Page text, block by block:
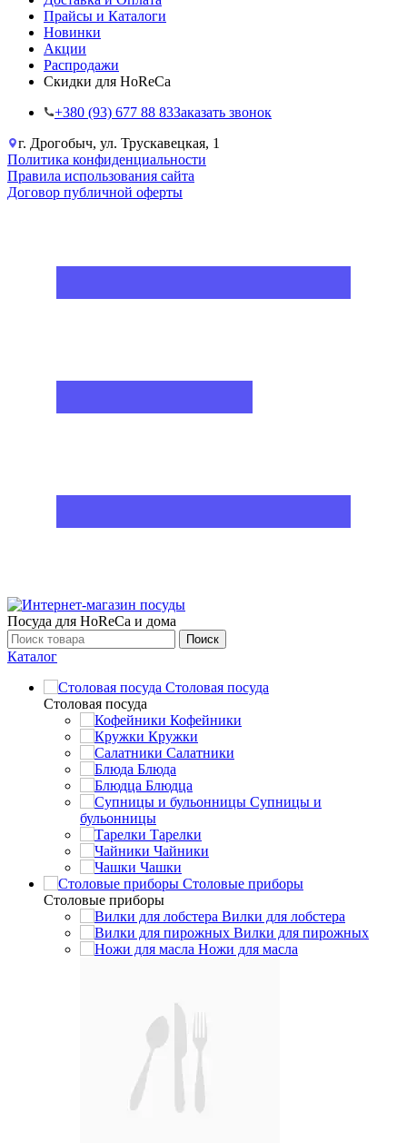
Прайсы и Каталоги
Новинки
Акции
Распродажи
Скидки для HoReCa
+38‎0 (93) 677 88 83Заказать звонок
г. Дрогобыч, ул. Трускавецкая, 1
Политика конфиденциальности
Правила использования сайта
Договор публичной оферты
Посуда для HoReCa и дома
Поиск
Каталог
Столовая посуда
Столовая посуда
Кофейники
Кружки
Салатники
Блюда
Блюдца
Супницы и
бульонницы
Тарелки
Чайники
Чашки
Cтоловые приборы
Cтоловые приборы
Вилки для лобстера
Вилки для пирожных
Ножи для масла